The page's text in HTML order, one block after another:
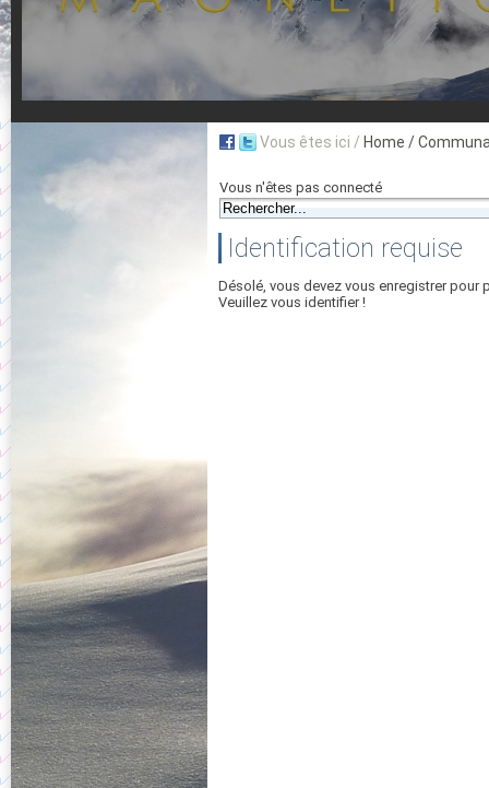
Vous êtes ici / Home /
Vous n'êtes pas connecté
Identification requise
Désolé, vous devez vous enregistrer pour
Veuillez vous identifier !